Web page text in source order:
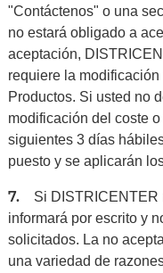
"Contáctenos" o una
no estará obligado a
aceptación,
requiere la
Productos. Si usted no
modificación del coste
siguientes 3 días
puesto y se aplicarán
7.
Si DISTRICENTER
informará por escrito y
solicitados. La no
una variedad de